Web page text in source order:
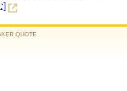
]
QUOTE